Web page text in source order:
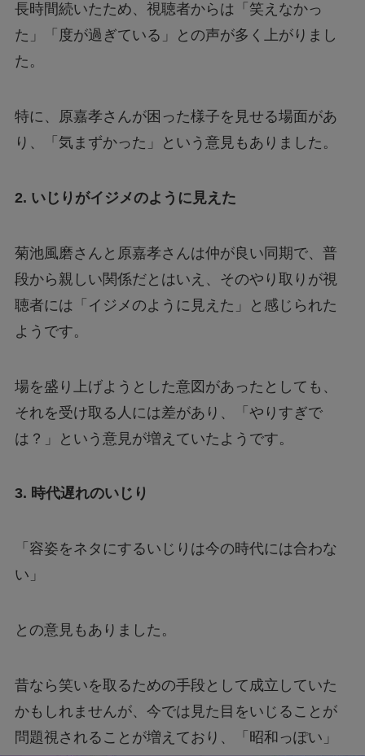
長時間続いたため、視聴者からは「笑えなかっ
た」「度が過ぎている」との声が多く上がりまし
た。
特に、原嘉孝さんが困った様子を見せる場面があ
り、「気まずかった」という意見もありました。
2. いじりがイジメのように見えた
菊池風磨さんと原嘉孝さんは仲が良い同期で、普
段から親しい関係だとはいえ、そのやり取りが視
聴者には「イジメのように見えた」と感じられた
ようです。
場を盛り上げようとした意図があったとしても、
それを受け取る人には差があり、「やりすぎで
は？」という意見が増えていたようです。
3. 時代遅れのいじり
「容姿をネタにするいじりは今の時代には合わな
い」
との意見もありました。
昔なら笑いを取るための手段として成立していた
かもしれませんが、今では見た目をいじることが
問題視されることが増えており、「昭和っぽい」